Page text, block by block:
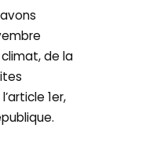
climat, de la
1er,